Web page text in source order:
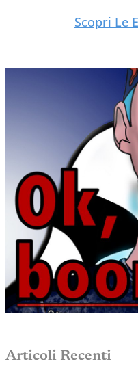
Scopri Le
Articoli Recenti